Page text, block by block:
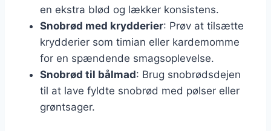
en ekstra blød og lækker konsistens.
Snobrød med krydderier: Prøv at tilsætte
krydderier som timian eller kardemomme
for en spændende smagsoplevelse.
Snobrød til bålmad: Brug snobrødsdejen
til at lave fyldte snobrød med pølser eller
grøntsager.